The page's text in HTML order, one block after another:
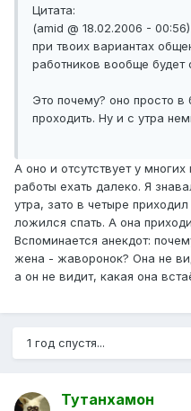
Цитата:
(amid @ 18.02.2006 - 00:56)
при твоих вариантах
работников вообще будет
Это почему? оно просто
проходить. Ну и с утра
А оно и отсутствует у
работы ехать далеко. Я
утра, зато в четыре
ложился спать. А она
Вспоминается анекдот:
жена - жаворонок? Она не
а он не видит, какая она
1 год спустя...
Тутанхамон